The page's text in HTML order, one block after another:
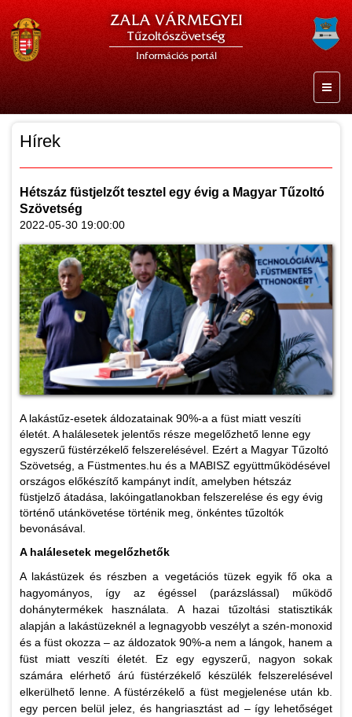
ZALA VÁRMEGYEI
Tűzoltószövetség
Információs portál
Hírek
Hétszáz füstjelzőt tesztel egy évig a Magyar Tűzoltó
Szövetség
2022-05-30 19:00:00
A lakástűz-esetek áldozatainak 90%-a a füst miatt veszíti
életét. A halálesetek jelentős része megelőzhető lenne egy
egyszerű füstérzékelő felszerelésével. Ezért a Magyar Tűzoltó
Szövetség, a Füstmentes.hu és a MABISZ együttműködésével
országos előkészítő kampányt indít, amelyben hétszáz
füstjelző átadása, lakóingatlanokban felszerelése és egy évig
történő utánkövetése történik meg, önkéntes tűzoltók
bevonásával.
A halálesetek megelőzhetők
A lakástüzek és részben a vegetációs tüzek egyik fő oka a
hagyományos, így az égéssel (parázslással) működő
dohánytermékek használata. A hazai tűzoltási statisztikák
alapján a lakástüzeknél a legnagyobb veszélyt a szén-monoxid
és a füst okozza – az áldozatok 90%-a nem a lángok, hanem a
füst miatt veszíti életét. Ez egy egyszerű, nagyon sokak
számára elérhető árú füstérzékelő készülék felszerelésével
elkerülhető lenne. A füstérzékelő a füst megjelenése után kb.
egy percen belül jelez, és hangriasztást ad – így lehetőséget